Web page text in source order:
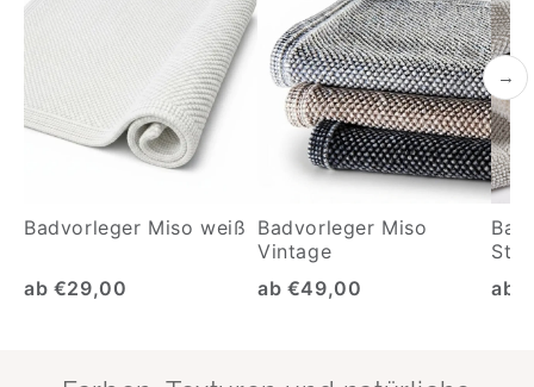
Badvorleger Miso weiß
ab €29,00
Badvorleger Miso
Vintage
ab €49,00
ab
→